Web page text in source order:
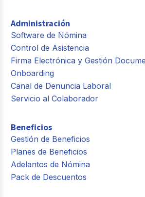
Administración
Software de Nómina
Control de Asistencia
Firma Electrónica y Gestión
Onboarding
Canal de Denuncia Laboral
Servicio al Colaborador
Beneficios
Gestión de Beneficios
Planes de Beneficios
Adelantos de Nómina
Pack de Descuentos